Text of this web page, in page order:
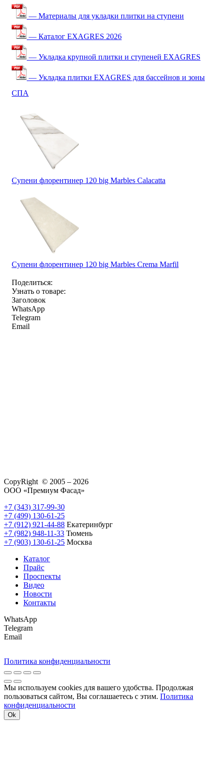
— Материалы для укладки плитки на ступени
— Каталог EXAGRES 2026
— Укладка крупной плитки и ступеней EXAGRES
— Укладка плитки EXAGRES для бассейнов и зоны
СПА
Супени флорентинер 120 big Marbles Calacatta
Супени флорентинер 120 big Marbles Crema Marfil
Поделиться:
Узнать о товаре:
Заголовок
WhatsApp
Telegram
Email
CopyRight © 2005 – 2026
ООО «Премиум Фасад»
+7 (343) 317-99-30
+7 (499) 130-61-25
+7 (912) 921-44-88 Екатеринбург
+7 (982) 948-11-33 Тюмень
+7 (903) 130-61-25 Москва
Каталог
Прайс
Проспекты
Видео
Новости
Контакты
WhatsApp
Telegram
Email
Политика конфиденциальности
Мы используем cookies для вашего удобства. Продолжая
пользоваться сайтом, Вы соглашаетесь с этим. Политика
конфиденциальности
Ok